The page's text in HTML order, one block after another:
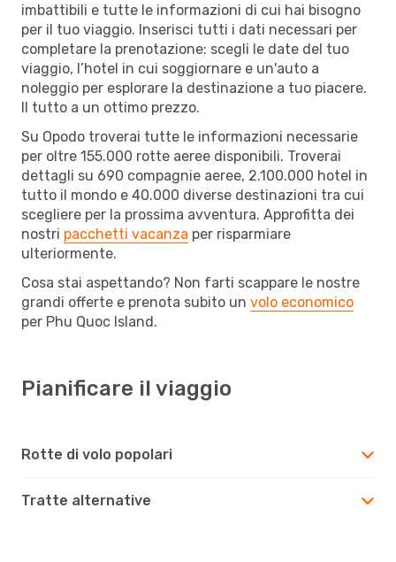
imbattibili e tutte le informazioni di cui hai bisogno
per il tuo viaggio. Inserisci tutti i dati necessari per
completare la prenotazione: scegli le date del tuo
viaggio, l’hotel in cui soggiornare e un'auto a
noleggio per esplorare la destinazione a tuo piacere.
Il tutto a un ottimo prezzo.
Su Opodo troverai tutte le informazioni necessarie
per oltre 155.000 rotte aeree disponibili. Troverai
dettagli su 690 compagnie aeree, 2.100.000 hotel in
tutto il mondo e 40.000 diverse destinazioni tra cui
scegliere per la prossima avventura. Approfitta dei
nostri pacchetti vacanza per risparmiare
ulteriormente.
Cosa stai aspettando? Non farti scappare le nostre
grandi offerte e prenota subito un volo economico
per Phu Quoc Island.
Pianificare il viaggio
Rotte di volo popolari
Tratte alternative